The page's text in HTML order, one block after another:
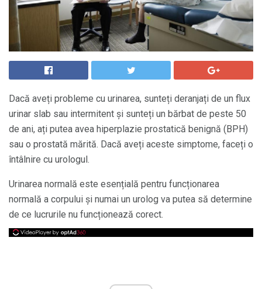
Dacă aveți probleme cu urinarea, sunteți deranjați de un flux
urinar slab sau intermitent și sunteți un bărbat de peste 50
de ani, ați putea avea hiperplazie prostatică benignă (BPH)
sau o prostată mărită. Dacă aveți aceste simptome, faceți o
întâlnire cu urologul.
Urinarea normală este esențială pentru funcționarea
normală a corpului și numai un urolog va putea să determine
de ce lucrurile nu funcționează corect.